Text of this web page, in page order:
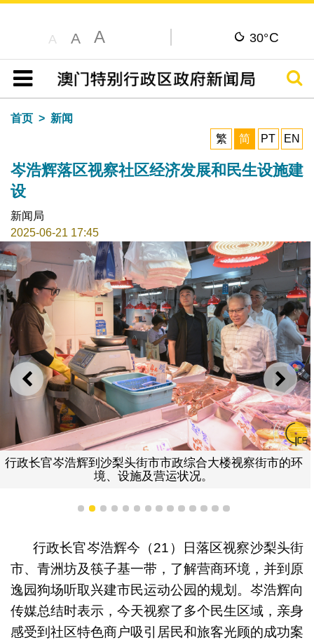
A A A 30°C
目录
搜寻
首页
新闻
繁
简 PT EN
岑浩辉落区视察社区经济发展和民生设施建
设
新闻局
2025-06-21 17:45
上一则 下一
行政长官岑浩辉到沙梨头街市市政综合大楼视察街市的环
境、设施及营运状况。
1 2 3 4 5 6 7 8 9 1011121314
行政长官岑浩辉今（21）日落区视察沙梨头街
市、青洲坊及筷子基一带，了解营商环境，并到原
逸园狗场听取兴建市民运动公园的规划。岑浩辉向
传媒总结时表示，今天视察了多个民生区域，亲身
感受到社区特色商户吸引居民和旅客光顾的成功案